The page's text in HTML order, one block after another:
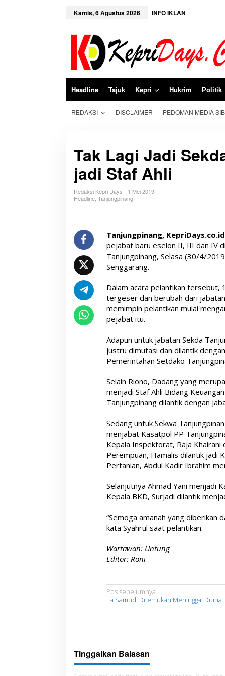
Kamis, 6 Agustus 2026 INFO IKLAN
Headline Tajuk Kepri Hukrim Politik
REDAKSI DISCLAIMER PEDOMAN MEDIA
Tak Lagi Jadi
jadi Staf Ahli
Redaksi Kepri Days
1 Mei 2019
Headline Tanjungpinang
Tanjungpinang, KepriDays.co.id
pejabat baru eselon II, III dan IV
Tanjungpinang, Selasa (30/4/
Senggarang.
Dalam acara pelantikan
tergeser dan berubah dari
memimpin pelantikan mulai
pejabat itu.
Adapun untuk jabatan Sekda
justru dimutasi dan dilantik
Pemerintahan Setdako
Selain Riono, Dadang yang
menjadi Staf Ahli Bidang
Tanjungpinang dilantik dengan
Sedang untuk Sekwa
menjabat Kasatpol PP
Kepala Inspektorat, Raja
Perempuan, Hamalis dilantik jadi
Pertanian, Abdul Kadir Ibrahim
Selanjutnya Ahmad Yani menjadi
Kepala BKD, Surjadi dilantik
“Semoga amanah yang diberikan
kata Syahrul saat pelantikan.
Wartawan: Untung
Editor: Roni
N
a
g
a
Pos sebelumnya
La Samudi Ditemukan Meninggal Dunia
Tinggalkan Balasan